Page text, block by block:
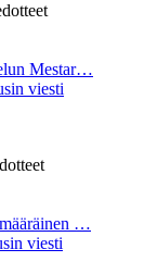
Mestar…
viesti
…
viesti